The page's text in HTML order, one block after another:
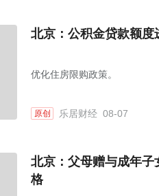
北京：公积金贷款额
优化住房限购政策。
原创 乐居财经 08-07
北京：父母赠与成年
格